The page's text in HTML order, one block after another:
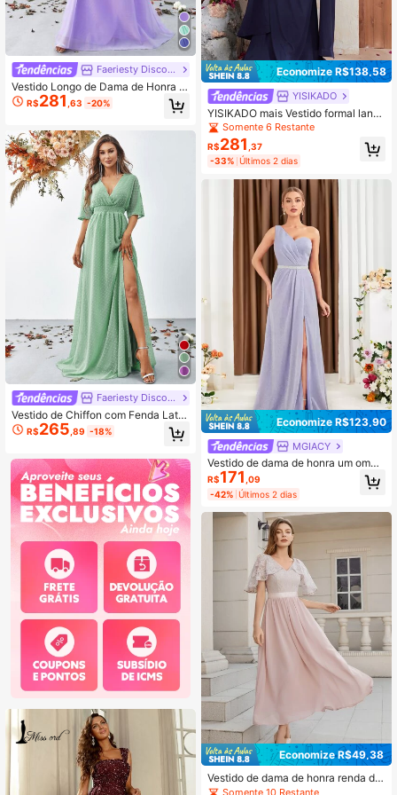
Faeriesty Discount
Vestido Longo de Dama de Honra El
egante de Organza com Gola Alta,
Mangas Bispo Longas e Detalhes d
R$281 ,63 -20%
Faeriesty Discount
Vestido de Chiffon com Fenda Later
al em Poá, Vestido de Dama de Hon
ra
R$265 ,89 -18%
Economize R$138,58
YISIKADO
YISIKADO mais Vestido formal lante
joula de contraste manga dividida b
ainha de sereia
Somente 6 Restante
R$281 ,37
-33% Últimos 2 dias
Economize R$123,90
MGIACY
Vestido de dama de honra um ombr
o tubo coxa dividida glitter
R$171 ,09
-42% Últimos 2 dias
Economize R$49,38
Vestido de dama de honra renda de
contraste chiffon
Somente 10 Restante